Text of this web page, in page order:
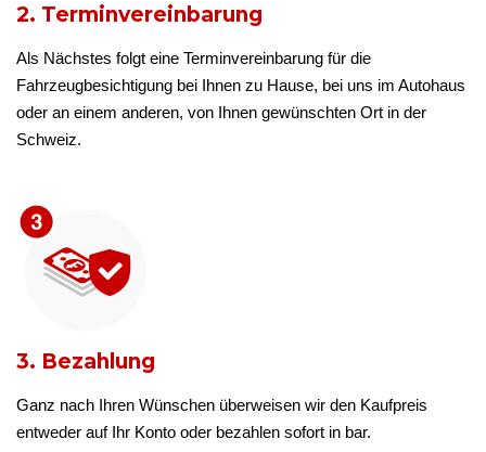
2. Terminvereinbarung
Als Nächstes folgt eine Terminvereinbarung für die
Fahrzeugbesichtigung bei Ihnen zu Hause, bei uns im Autohaus
oder an einem anderen, von Ihnen gewünschten Ort in der
Schweiz.
3. Bezahlung
Ganz nach Ihren Wünschen überweisen wir den Kaufpreis
entweder auf Ihr Konto oder bezahlen sofort in bar.